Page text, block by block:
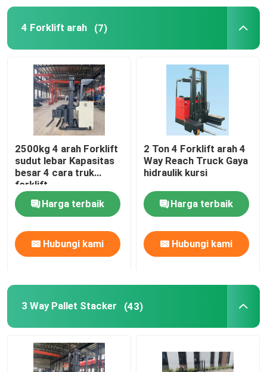
4 Forklift arah (7)
2500kg 4 arah Forklift
sudut lebar Kapasitas
besar 4 cara truk
forklift
Harga terbaik
Hubungi kami
2 Ton 4 Forklift arah 4
Way Reach Truck Gaya
hidraulik kursi
Harga terbaik
Hubungi kami
3 Way Pallet Stacker (43)